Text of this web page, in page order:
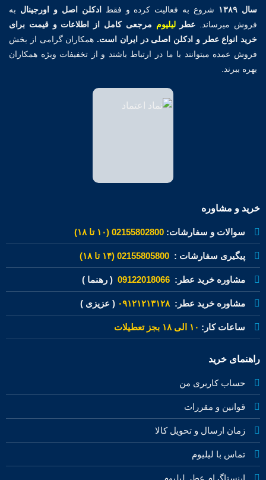
سال ۱۳۸۹
شروع به فعالیت کرده و فقط ادکلن اصل و اورجینال به
فروش میرساند. عطرلیلیوم مرجعی کامل از اطلاعات و قیمت برای
خرید انواع عطر و ادکلن اصلی در ایران است. همکاران گرامی از بخش
فروش عمده میتوانند با ما در ارتباط باشند و از تخفیفات ویژه همکاران
بهره ببرند.
خرید و مشاوره
سوالات و سفارشات: 02155802800 (۱۰ تا ۱۸)
پیگیری سفارشات : 02155805800 (۱۴ تا ۱۸)
مشاوره خرید عطر: 09122018066 ( رهنما )
مشاوره خرید عطر:۰۹۱۲۱۲۱۳۱۲۸ ( عزیزی )
ساعات کار: ۱۰ الی ۱۸ بجز تعطیلات
راهنمای خرید
حساب کاربری من
قوانین و مقررات
زمان ارسال و تحویل کالا
تماس با لیلیوم